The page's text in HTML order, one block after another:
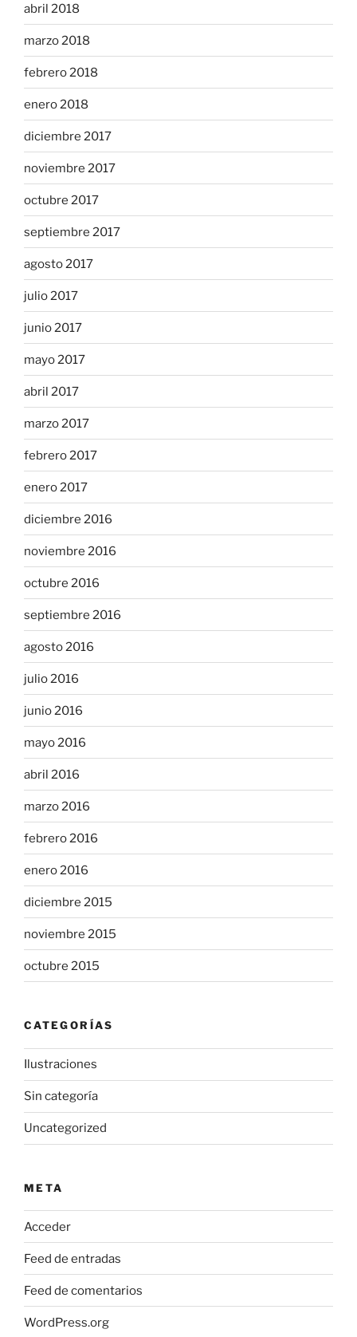
abril 2018
marzo 2018
febrero 2018
enero 2018
diciembre 2017
noviembre 2017
octubre 2017
septiembre 2017
agosto 2017
julio 2017
junio 2017
mayo 2017
abril 2017
marzo 2017
febrero 2017
enero 2017
diciembre 2016
noviembre 2016
octubre 2016
septiembre 2016
agosto 2016
julio 2016
junio 2016
mayo 2016
abril 2016
marzo 2016
febrero 2016
enero 2016
diciembre 2015
noviembre 2015
octubre 2015
CATEGORÍAS
Ilustraciones
Sin categoría
Uncategorized
META
Acceder
Feed de entradas
Feed de comentarios
WordPress.org